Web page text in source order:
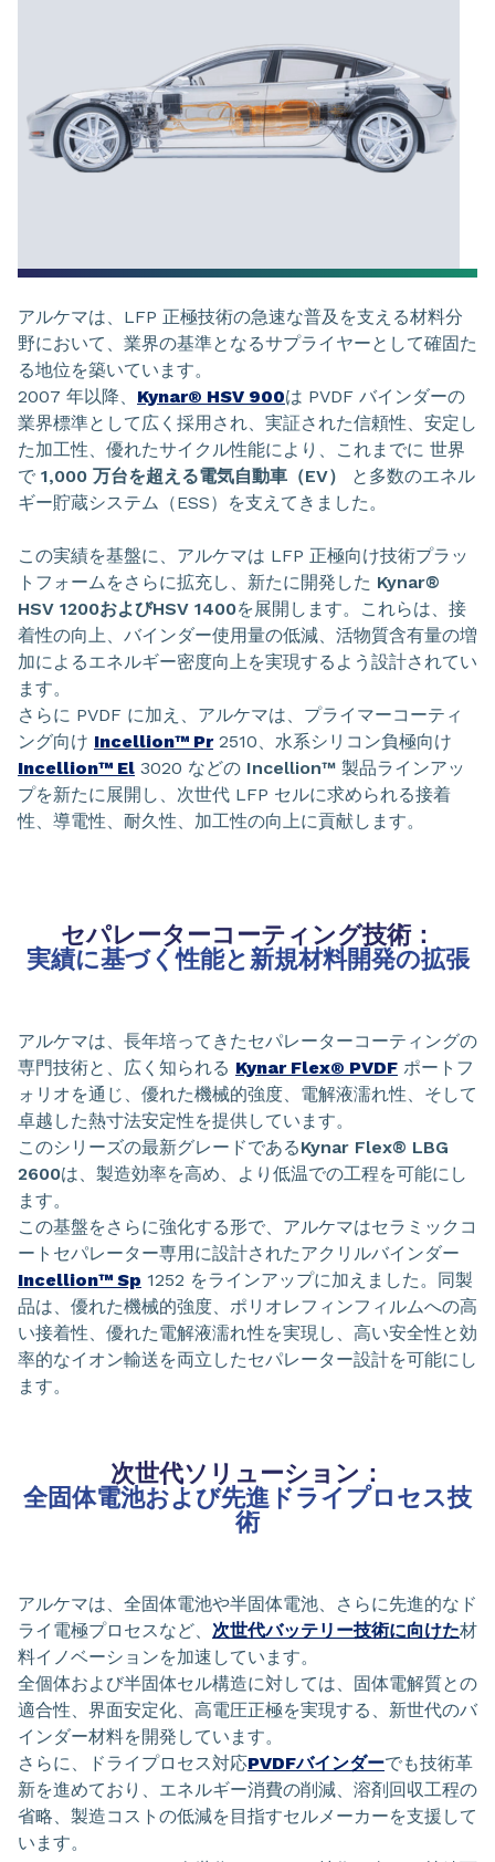
アルケマは、LFP 正極技術の急速な普及を支える材料分
野において、業界の基準となるサプライヤーとして確固た
る地位を築いています。
2007 年以降、 Kynar® HSV 900は PVDF バインダーの
業界標準として広く採用され、実証された信頼性、安定し
た加工性、優れたサイクル性能により、これまでに 世界
で 1,000 万台を超える電気自動車（EV）
と多数のエネル
ギー貯蔵システム（ESS）を支えてきました。
この実績を基盤に、アルケマは LFP 正極向け技術プラッ
トフォームをさらに拡充し、新たに開発した Kynar®
HSV 1200およびHSV 1400を展開します。これらは、接
着性の向上、バインダー使用量の低減、活物質含有量の増
加によるエネルギー密度向上を実現するよう設計されてい
ます。
さらに PVDF に加え、アルケマは、プライマーコーティ
ング向け Incellion™ Pr2510、水系シリコン負極向け
Incellion™ El 3020 などの Incellion™ 製品ラインアッ
プを新たに展開し、次世代 LFP セルに求められる接着
性、導電性、耐久性、加工性の向上に貢献します。
セパレーターコーティング技術：
実績に基づく性能と新規材料開発の拡張
アルケマは、長年培ってきたセパレーターコーティングの
専門技術と、広く知られる Kynar Flex® PVDF ポートフ
ォリオを通じ、優れた機械的強度、電解液濡れ性、そして
卓越した熱寸法安定性を提供しています。
このシリーズの最新グレードであるKynar Flex® LBG
2600は、製造効率を高め、より低温での工程を可能にし
ます。
この基盤をさらに強化する形で、アルケマはセラミックコ
ートセパレーター専用に設計されたアクリルバインダー
Incellion™ Sp 1252 をラインアップに加えました。同製
品は、優れた機械的強度、ポリオレフィンフィルムへの高
い接着性、優れた電解液濡れ性を実現し、高い安全性と効
率的なイオン輸送を両立したセパレーター設計を可能にし
ます。
次世代ソリューション：
全固体電池および先進ドライプロセス技
術
アルケマは、全固体電池や半固体電池、さらに先進的なド
ライ電極プロセスなど、 次世代バッテリー技術に向けた材
料イノベーションを加速しています。
全個体および半固体セル構造に対しては、固体電解質との
適合性、界面安定化、高電圧正極を実現する、新世代のバ
インダー材料を開発しています。
さらに、ドライプロセス対応PVDFバインダーでも技術革
新を進めており、エネルギー消費の削減、溶剤回収工程の
省略、製造コストの低減を目指すセルメーカーを支援して
います。